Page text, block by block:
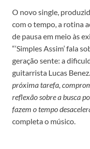
O novo single,
com o tempo, a rotina
de pausa em meio às
“‘Simples Assim’ fala
geração sente: a
guitarrista Lucas Benez.
próxima tarefa,
reflexão sobre a busca
fazem o tempo
completa o músico.